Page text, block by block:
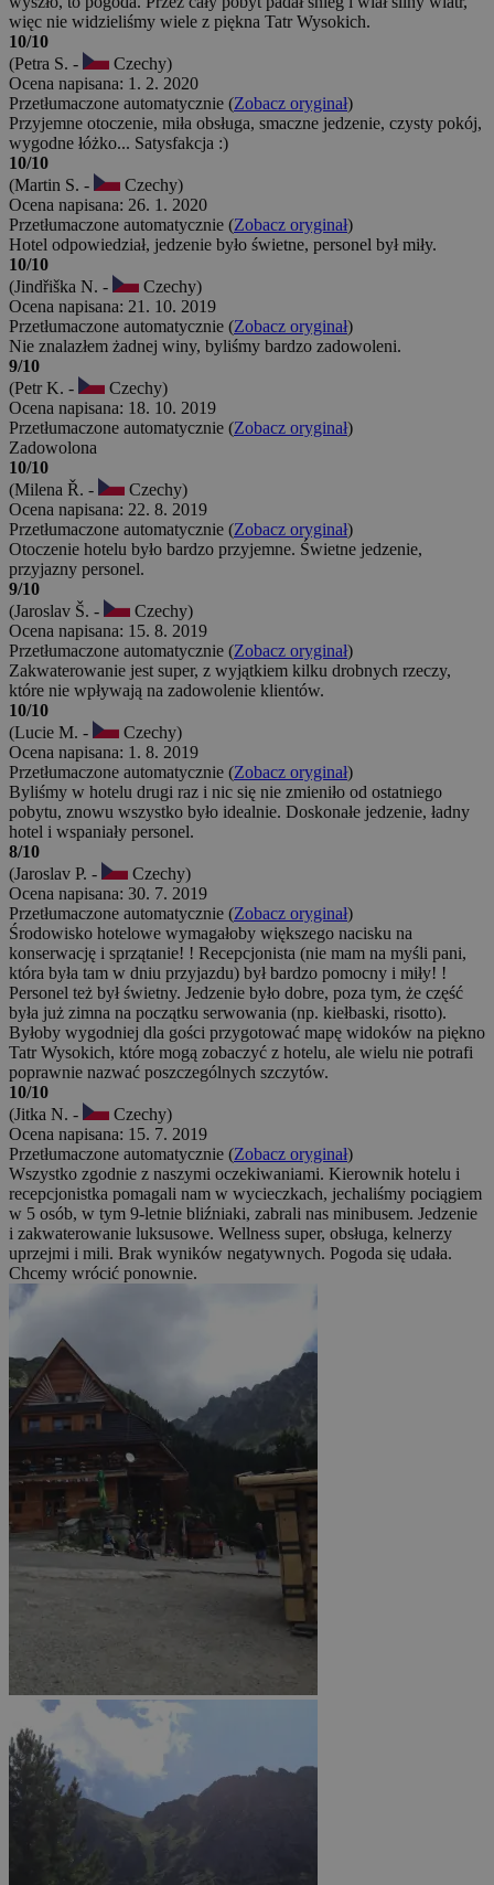
więc nie widzieliśmy wiele z piękna Tatr Wysokich.
10/10
(Petra S. -
Czechy)
Ocena napisana: 1. 2. 2020
Przetłumaczone automatycznie (Zobacz oryginał)
Przyjemne otoczenie, miła obsługa, smaczne jedzenie, czysty pokój,
wygodne łóżko... Satysfakcja :)
10/10
(Martin S. -
Czechy)
Ocena napisana: 26. 1. 2020
Przetłumaczone automatycznie (Zobacz oryginał)
Hotel odpowiedział, jedzenie było świetne, personel był miły.
10/10
(Jindřiška N. -
Czechy)
Ocena napisana: 21. 10. 2019
Przetłumaczone automatycznie (Zobacz oryginał)
Nie znalazłem żadnej winy, byliśmy bardzo zadowoleni.
9/10
(Petr K. -
Czechy)
Ocena napisana: 18. 10. 2019
Przetłumaczone automatycznie (Zobacz oryginał)
Zadowolona
10/10
(Milena Ř. -
Czechy)
Ocena napisana: 22. 8. 2019
Przetłumaczone automatycznie (Zobacz oryginał)
Otoczenie hotelu było bardzo przyjemne. Świetne jedzenie,
przyjazny personel.
9/10
(Jaroslav Š. -
Czechy)
Ocena napisana: 15. 8. 2019
Przetłumaczone automatycznie (Zobacz oryginał)
Zakwaterowanie jest super, z wyjątkiem kilku drobnych rzeczy,
które nie wpływają na zadowolenie klientów.
10/10
(Lucie M. -
Czechy)
Ocena napisana: 1. 8. 2019
Przetłumaczone automatycznie (Zobacz oryginał)
Byliśmy w hotelu drugi raz i nic się nie zmieniło od ostatniego
pobytu, znowu wszystko było idealnie. Doskonałe jedzenie, ładny
hotel i wspaniały personel.
8/10
(Jaroslav P. -
Czechy)
Ocena napisana: 30. 7. 2019
Przetłumaczone automatycznie (Zobacz oryginał)
Środowisko hotelowe wymagałoby większego nacisku na
konserwację i sprzątanie! ! Recepcjonista (nie mam na myśli pani,
która była tam w dniu przyjazdu) był bardzo pomocny i miły! !
Personel też był świetny. Jedzenie było dobre, poza tym, że część
była już zimna na początku serwowania (np. kiełbaski, risotto).
Byłoby wygodniej dla gości przygotować mapę widoków na piękno
Tatr Wysokich, które mogą zobaczyć z hotelu, ale wielu nie potrafi
poprawnie nazwać poszczególnych szczytów.
10/10
(Jitka N. -
Czechy)
Ocena napisana: 15. 7. 2019
Przetłumaczone automatycznie (Zobacz oryginał)
Wszystko zgodnie z naszymi oczekiwaniami. Kierownik hotelu i
recepcjonistka pomagali nam w wycieczkach, jechaliśmy pociągiem
w 5 osób, w tym 9-letnie bliźniaki, zabrali nas minibusem. Jedzenie
i zakwaterowanie luksusowe. Wellness super, obsługa, kelnerzy
uprzejmi i mili. Brak wyników negatywnych. Pogoda się udała.
Chcemy wrócić ponownie.